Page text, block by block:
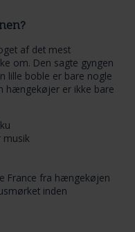
af det mest
om. Den sagte gyngen
lille boble er bare nogle
hængekøjer er ikke bare
musik
France fra hængekøjen
inden